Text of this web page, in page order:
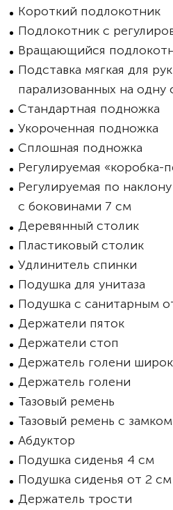
Короткий подлокотник
Подлокотник с
Вращающийся
Подставка мягкая для
парализованных на
Стандартная подножка
Укороченная подножка
Сплошная подножка
Регулируемая «коробка-
Регулируемая по
с боковинами 7 см
Деревянный столик
Пластиковый столик
Удлинитель спинки
Подушка для унитаза
Подушка с санитарным
Держатели пяток
Держатели стоп
Держатель голени
Держатель голени
Тазовый ремень
Тазовый ремень с замком
Абдуктор
Подушка сиденья 4 см
Подушка сиденья от 2
Держатель трости